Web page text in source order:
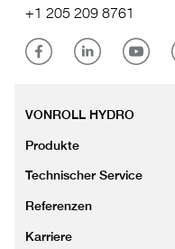
+1 205 209 8761
VONROLL HYDRO
Produkte
Technischer Service
Referenzen
Karriere